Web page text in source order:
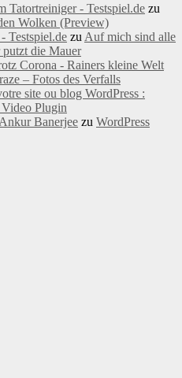
Tatortreiniger - Testspiel.de zu
Wolken (Preview)
Testspiel.de zu Auf mich sind alle
die Mauer
Corona - Rainers kleine Welt
– Fotos des Verfalls
site ou blog WordPress :
Plugin
Banerjee zu WordPress